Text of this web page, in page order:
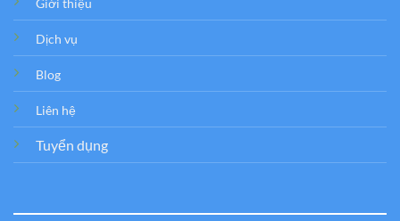
Giới thiệu
Dịch vụ
Blog
Liên hệ
Tuyển dụng